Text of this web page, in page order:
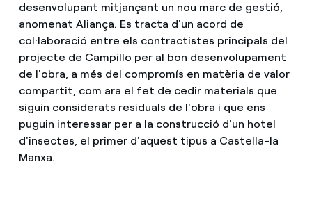
desenvolupant mitjançant un nou marc de gestió,
anomenat Aliança. Es tracta d'un acord de
col·laboració entre els contractistes principals del
projecte de Campillo per al bon desenvolupament
de l'obra, a més del compromís en matèria de valor
compartit, com ara el fet de cedir materials que
siguin considerats residuals de l'obra i que ens
puguin interessar per a la construcció d'un hotel
d'insectes, el primer d'aquest tipus a Castella-la
Manxa.